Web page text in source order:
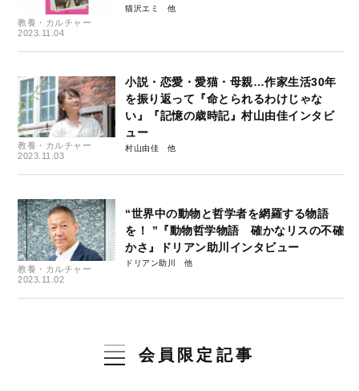
教養・カルチャー
2023.11.04
猫沢エミ
教養・カルチャー
2023.11.03
小説・恋愛・愛猫・母親…作家生活30年
を振り返って『命とられるわけじゃな
い』『記憶の歳時記』村山由佳インタビ
ュー
村山由佳
教養・カルチャー
2023.11.02
“世界中の動物と哲学者を網羅する物語
を！ ”『動物哲学物語 確かなリスの不確
かさ』ドリアン助川インタビュー
ドリアン助川
会員限定記事